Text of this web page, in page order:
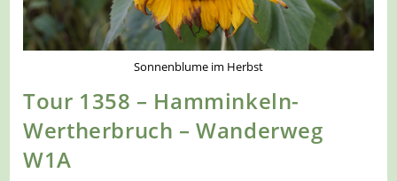
Sonnenblume im Herbst
Tour 1358 – Hamminkeln-
Wertherbruch – Wanderweg
W1A